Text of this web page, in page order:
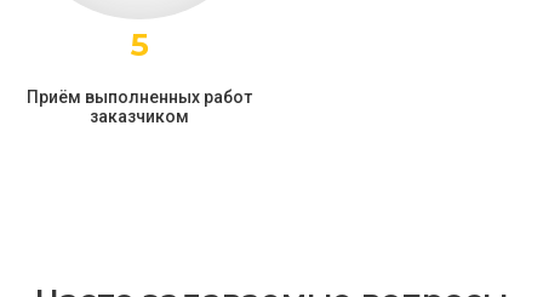
5
Приём выполненных работ
заказчиком